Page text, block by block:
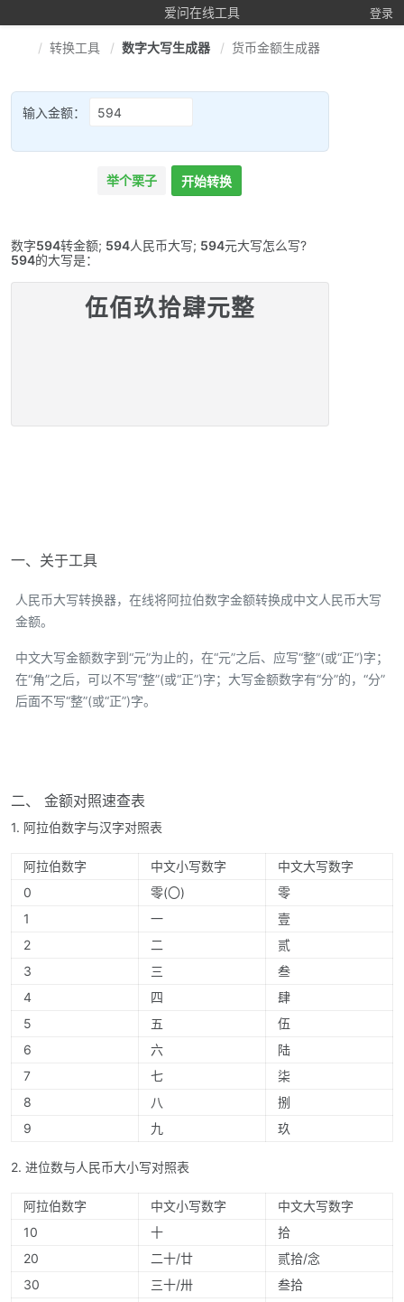
爱问在线工具 登录
转换工具 数字大写生成器 货币金额生成器
输入金额：
举个栗子 开始转换
数字594转金额; 594人民币大写; 594元大写怎么写?
594的大写是：
伍佰玖拾肆元整
一、关于工具
人民币大写转换器，在线将阿拉伯数字金额转换成中文人民币大写
金额。
中文大写金额数字到“元”为止的，在“元”之后、应写“整”(或“正”)字；
在“角”之后，可以不写“整”(或“正”)字；大写金额数字有“分”的，“分”
后面不写“整”(或“正”)字。
二、 金额对照速查表
1. 阿拉伯数字与汉字对照表
阿拉伯数字 中文小写数字
中文大写数字
0
零(〇)
零
1
一
壹
2
二
贰
3
三
叁
4
四
肆
5
五
伍
6
六
陆
7
七
柒
8
八
捌
9
九 玖
2. 进位数与人民币大小写对照表
阿拉伯数字 中文小写数字
中文大写数字
10
十
拾
20
二十/廿
贰拾/念
30
三十/卅
叁拾